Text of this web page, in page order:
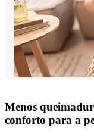
Menos
conforto para a